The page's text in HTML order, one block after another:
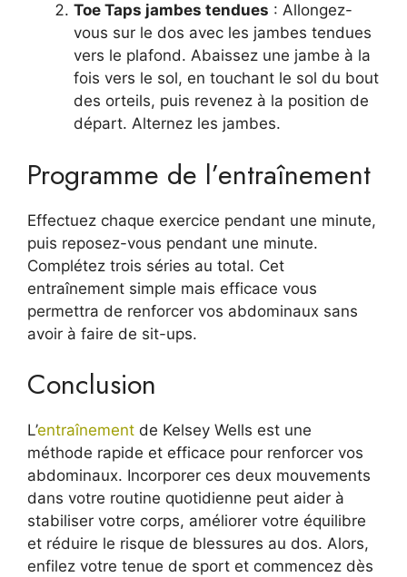
Toe Taps jambes tendues : Allongez-
vous sur le dos avec les jambes tendues
vers le plafond. Abaissez une jambe à la
fois vers le sol, en touchant le sol du bout
des orteils, puis revenez à la position de
départ. Alternez les jambes.
Programme de l’entraînement
Effectuez chaque exercice pendant une minute,
puis reposez-vous pendant une minute.
Complétez trois séries au total. Cet
entraînement simple mais efficace vous
permettra de renforcer vos abdominaux sans
avoir à faire de sit-ups.
Conclusion
L’entraînement de Kelsey Wells est une
méthode rapide et efficace pour renforcer vos
abdominaux. Incorporer ces deux mouvements
dans votre routine quotidienne peut aider à
stabiliser votre corps, améliorer votre équilibre
et réduire le risque de blessures au dos. Alors,
enfilez votre tenue de sport et commencez dès